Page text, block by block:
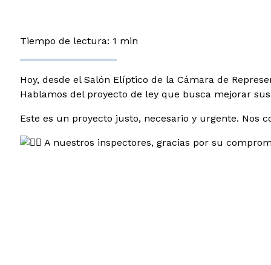
Tiempo de lectura: 1 min
Hoy, desde el Salón Elíptico de la Cámara de
Hablamos del proyecto de ley que busca mejorar
Este es un proyecto justo, necesario y urgente. Nos
A nuestros inspectores, gracias por su